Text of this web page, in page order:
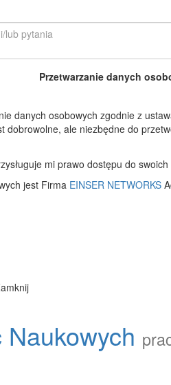
Przetwarzanie danych
danych osobowych zgodnie z
dobrowolne, ale niezbędne do
mi prawo dostępu do
jest Firma EINSER NETWORKS